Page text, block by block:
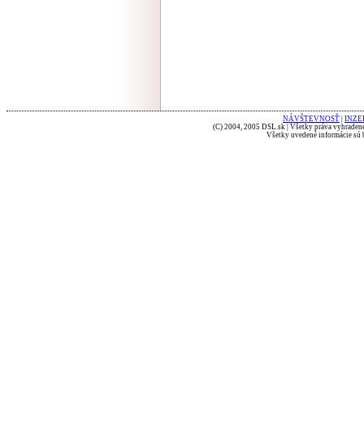
NÁVŠTEVNOSŤ
(C) 2004, 2005 DSL.sk | Všetky práva
Všetky uvedené informácie sú